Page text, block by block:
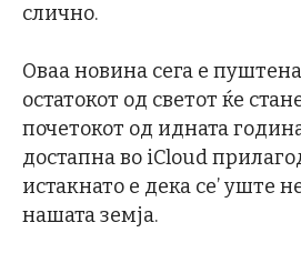
слично.
Оваа новина сега е
остатокот од светот ќе
почетокот од идната
достапна во iCloud
истакнато е дека се’ уште
нашата земја.